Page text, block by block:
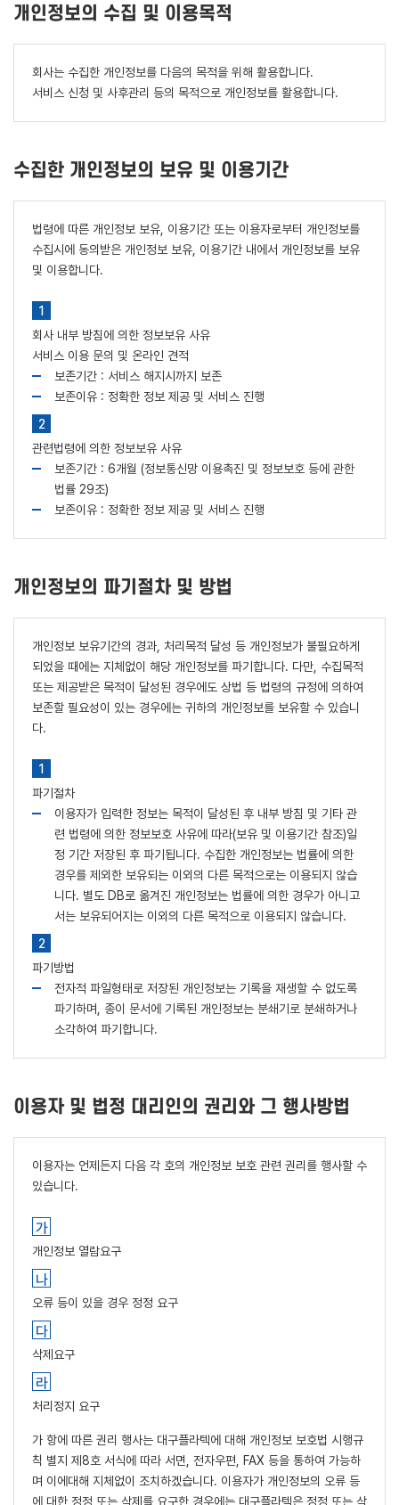
개인정보의 수집 및 이용목적
회사는 수집한 개인정보를 다음의 목적을 위해 활용합니다.
서비스 신청 및 사후관리 등의 목적으로 개인정보를 활용합니다.
수집한 개인정보의 보유 및 이용기간
법령에 따른 개인정보 보유, 이용기간 또는 이용자로부터 개인정보를
수집시에 동의받은 개인정보 보유, 이용기간 내에서 개인정보를 보유
및 이용합니다.
회사 내부 방침에 의한 정보보유 사유
서비스 이용 문의 및 온라인 견적
보존기간 : 서비스 해지시까지 보존
보존이유 : 정확한 정보 제공 및 서비스 진행
관련법령에 의한 정보보유 사유
보존기간 : 6개월 (정보통신망 이용촉진 및 정보보호 등에 관한
법률 29조)
보존이유 : 정확한 정보 제공 및 서비스 진행
개인정보의 파기절차 및 방법
개인정보 보유기간의 경과, 처리목적 달성 등 개인정보가 불필요하게
되었을 때에는 지체없이 해당 개인정보를 파기합니다. 다만, 수집목적
또는 제공받은 목적이 달성된 경우에도 상법 등 법령의 규정에 의하여
보존할 필요성이 있는 경우에는 귀하의 개인정보를 보유할 수 있습니
다.
파기절차
이용자가 입력한 정보는 목적이 달성된 후 내부 방침 및 기타 관
련 법령에 의한 정보보호 사유에 따라(보유 및 이용기간 참조)일
정 기간 저장된 후 파기됩니다. 수집한 개인정보는 법률에 의한
경우를 제외한 보유되는 이외의 다른 목적으로는 이용되지 않습
니다. 별도 DB로 옮겨진 개인정보는 법률에 의한 경우가 아니고
서는 보유되어지는 이외의 다른 목적으로 이용되지 않습니다.
파기방법
전자적 파일형태로 저장된 개인정보는 기록을 재생할 수 없도록
파기하며, 종이 문서에 기록된 개인정보는 분쇄기로 분쇄하거나
소각하여 파기합니다.
이용자 및 법정 대리인의 권리와 그 행사방법
이용자는 언제든지 다음 각 호의 개인정보 보호 관련 권리를 행사할 수
있습니다.
개인정보 열람요구
오류 등이 있을 경우 정정 요구
삭제요구
처리정지 요구
가 항에 따른 권리 행사는 대구플라텍에 대해 개인정보 보호법 시행규
칙 별지 제8호 서식에 따라 서면, 전자우편, FAX 등을 통하여 가능하
며 이에대해 지체없이 조치하겠습니다. 이용자가 개인정보의 오류 등
에 대한 정정 또는 삭제를 요구한 경우에는 대구플라텍은 정정 또는 삭